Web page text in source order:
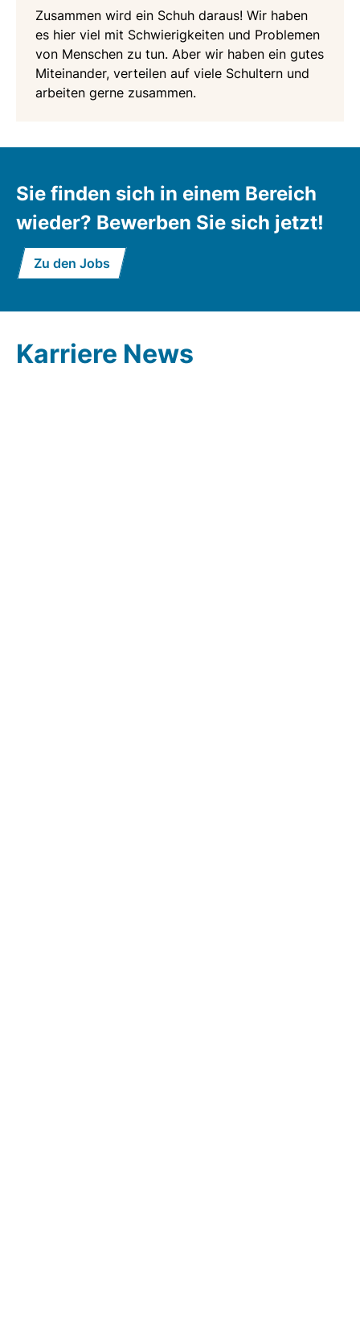
Zusammen wird ein Schuh daraus! Wir haben
es hier viel mit Schwierigkeiten und Problemen
von Menschen zu tun. Aber wir haben ein gutes
Miteinander, verteilen auf viele Schultern und
arbeiten gerne zusammen.
Sie finden sich in einem Bereich
wieder? Bewerben Sie sich jetzt!
Zu den Jobs
Karriere News